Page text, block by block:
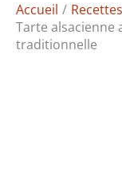
Accueil
Tarte alsacienne
traditionnelle